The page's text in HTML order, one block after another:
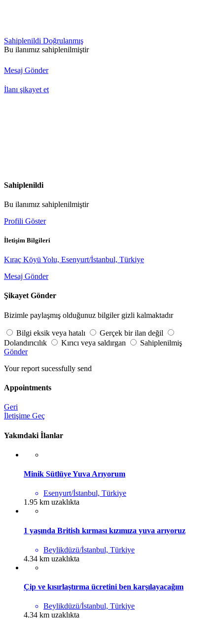
Sahiplenildi Doğrulanmış
Bu ilanımız sahiplenilmiştir
Mesaj Gönder
İlanı şikayet et
Sahiplenildi
Bu ilanımız sahiplenilmiştir
Profili Göster
İletişim Bilgileri
Kıraç Köyü Yolu, Esenyurt/İstanbul, Türkiye
Mesaj Gönder
Şikayet Gönder
Bizimle paylaşmış olduğunuz bilgiler gizli kalmaktadır
Bilgi eksik veya hatalı
Gerçek bir ilan değil
Dolandırıcılık
Kırıcı veya saldırgan
Sahiplenilmiş
Gönder
Your report sucessfully send
Appointments
Geri
İletişime Geç
Yakındaki İlanlar
Minik Sütlüye Yuva Arıyorum
Esenyurt/İstanbul, Türkiye
1.95 km uzaklıkta
1 yaşında British kırması kızımıza yuva arıyoruz
Beylikdüzü/İstanbul, Türkiye
4.34 km uzaklıkta
Çip ve kısırlaştırma ücretini ben karşılayacağım
Beylikdüzü/İstanbul, Türkiye
4.34 km uzaklıkta